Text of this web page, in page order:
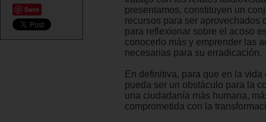
Save
presentamos, constituyen un
recursos para ser aprovechados
para reflexionar sobre el acoso
conocerlo más y emprender las
necesarias para su erradicación.
En definitiva, para que en la vida
pueda ser un obstáculo para la
una ciudadanía más humana,
comprometida con la